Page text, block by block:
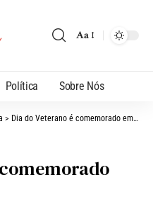
Aa
Política Sobre Nós
> Dia do Veterano é comemorado em Brasília